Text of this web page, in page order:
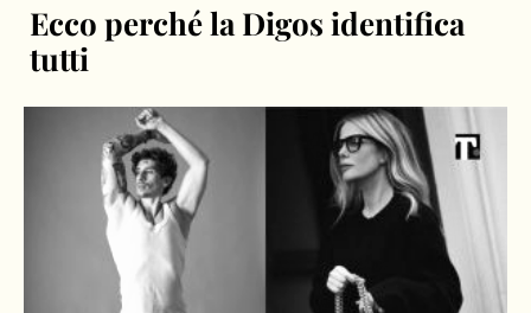
Ecco perché la Digos identifica
tutti